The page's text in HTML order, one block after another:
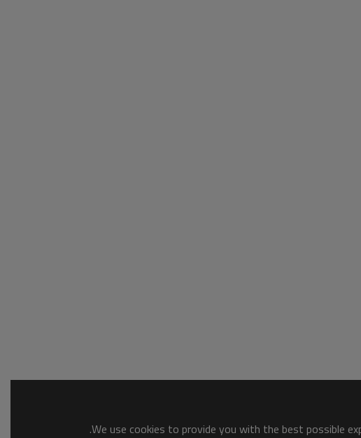
We use cookies to provide you with the best possible